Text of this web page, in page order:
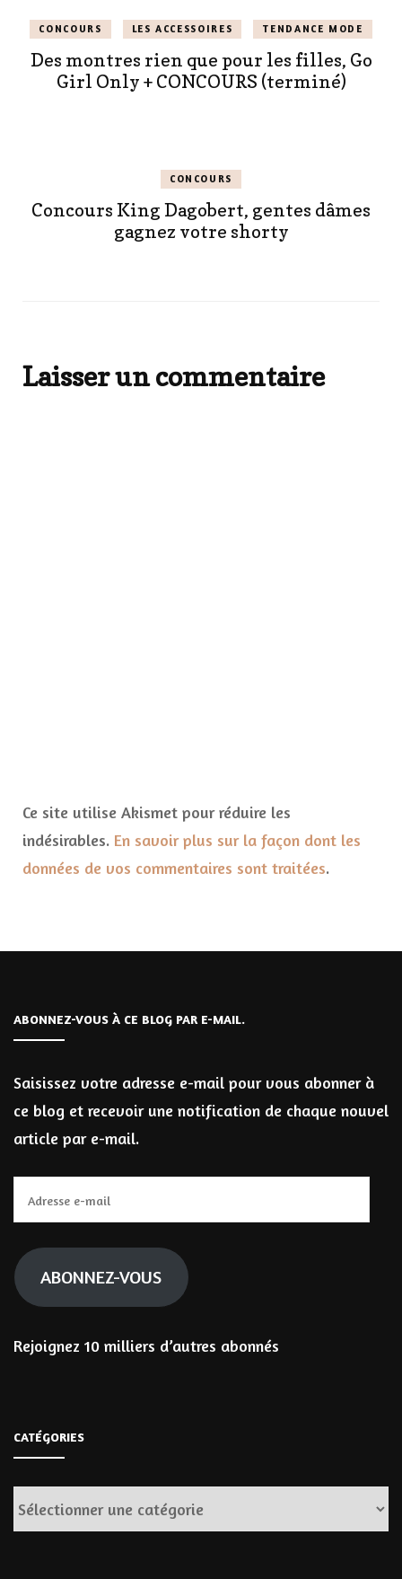
CONCOURS LES ACCESSOIRES TENDANCE MODE
Des montres rien que pour les filles, Go
Girl Only + CONCOURS (terminé)
CONCOURS
Concours King Dagobert, gentes dâmes
gagnez votre shorty
Laisser un commentaire
Ce site utilise Akismet pour réduire les
indésirables. En savoir plus sur la façon dont les
données de vos commentaires sont traitées.
ABONNEZ-VOUS À CE BLOG PAR E-MAIL.
Saisissez votre adresse e-mail pour vous abonner à
ce blog et recevoir une notification de chaque nouvel
article par e-mail.
e-
mail
ABONNEZ-VOUS
Rejoignez 10 milliers d’autres abonnés
CATÉGORIES
Catégories